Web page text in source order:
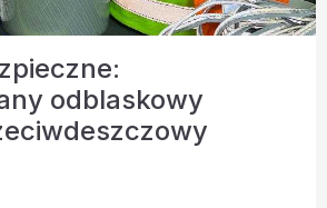
odblaskowy